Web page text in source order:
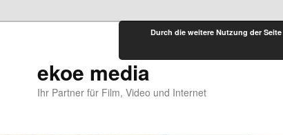
ekoe media
Ihr Partner für Film, Video und Internet
Durch die weitere Nutzung der